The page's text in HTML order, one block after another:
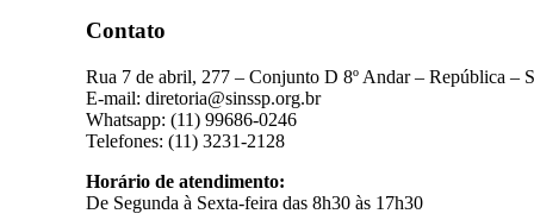
Contato
Rua 7 de abril, 277 – Conjunto D 8º Andar – República –
E-mail: diretoria@sinssp.org.br
Whatsapp: (11) 99686-0246
Telefones: (11) 3231-2128
Horário de atendimento:
De Segunda à Sexta-feira das 8h30 às 17h30